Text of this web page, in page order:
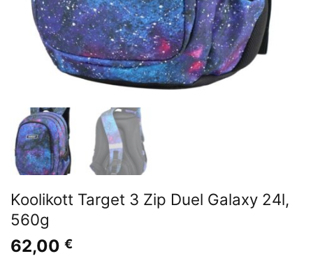
Koolikott Target 3 Zip Duel Galaxy 24l,
560g
62,00 €